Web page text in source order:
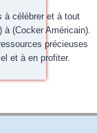
à célébrer et à tout
à (Cocker Américain).
précieuses
et à en profiter.